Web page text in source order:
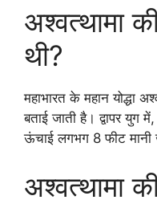
अश्वत्थामा
थी?
महाभारत के महान योद्धा
बताई जाती है। द्वापर युग
ऊंचाई लगभग 8 फीट मानी
अश्वत्थामा